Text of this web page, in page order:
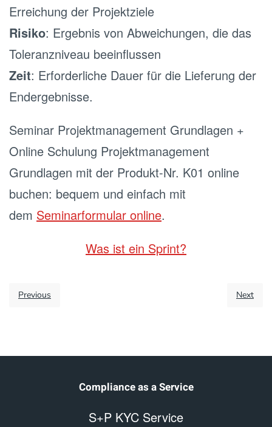
Erreichung der Projektziele
Risiko: Ergebnis von Abweichungen, die das
Toleranzniveau beeinflussen
Zeit: Erforderliche Dauer für die Lieferung der
Endergebnisse.
Seminar Projektmanagement Grundlagen +
Online Schulung Projektmanagement
Grundlagen mit der Produkt-Nr. K01 online
buchen: bequem und einfach mit
dem Seminarformular online.
Was ist ein Sprint?
Previous Next
Compliance as a Service
S+P KYC Service